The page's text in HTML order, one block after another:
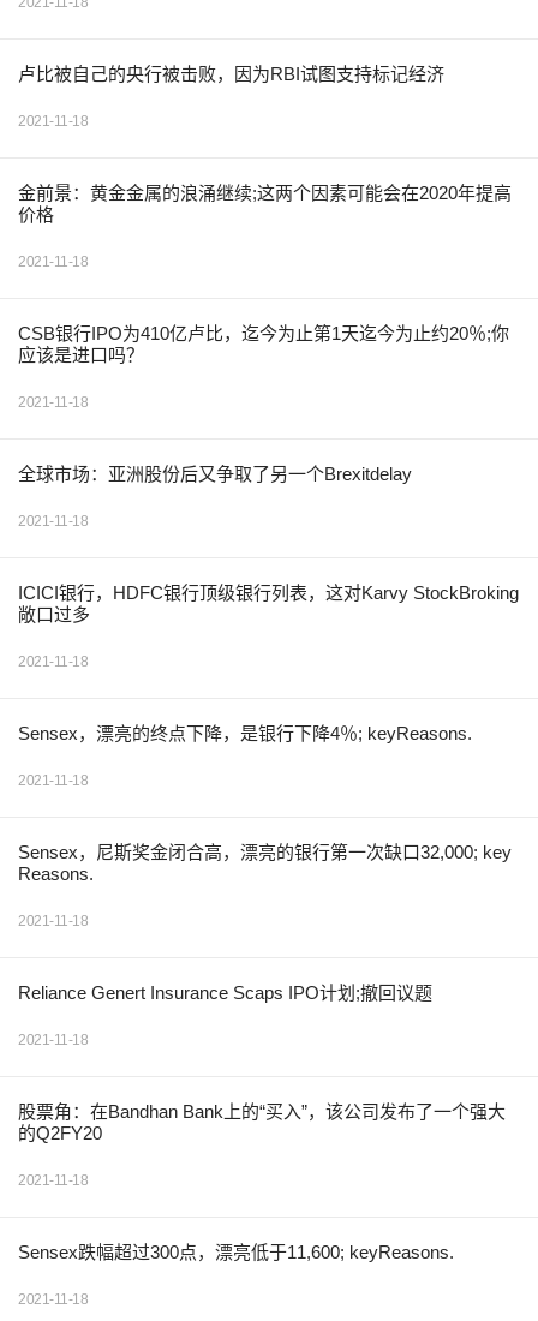
卢比被自己的央行被击败，因为RBI试图支持标记经济
2021-11-18
金前景：黄金金属的浪涌继续;这两个因素可能会在2020年提高
价格
2021-11-18
CSB银行IPO为410亿卢比，迄今为止第1天迄今为止约20％;你
应该是进口吗？
2021-11-18
全球市场：亚洲股份后又争取了另一个Brexitdelay
2021-11-18
ICICI银行，HDFC银行顶级银行列表，这对Karvy StockBroking
敞口过多
2021-11-18
Sensex，漂亮的终点下降，是银行下降4％; keyReasons.
2021-11-18
Sensex，尼斯奖金闭合高，漂亮的银行第一次缺口32,000; key
Reasons.
2021-11-18
Reliance Genert Insurance Scaps IPO计划;撤回议题
2021-11-18
股票角：在Bandhan Bank上的“买入”，该公司发布了一个强大
的Q2FY20
2021-11-18
Sensex跌幅超过300点，漂亮低于11,600; keyReasons.
2021-11-18